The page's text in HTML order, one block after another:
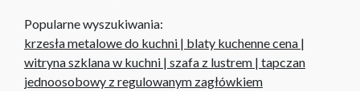
Popularne wyszukiwania:
krzesła metalowe do kuchni | blaty kuchenne cena |
witryna szklana w kuchni | szafa z lustrem | tapczan
jednoosobowy z regulowanym zagłówkiem